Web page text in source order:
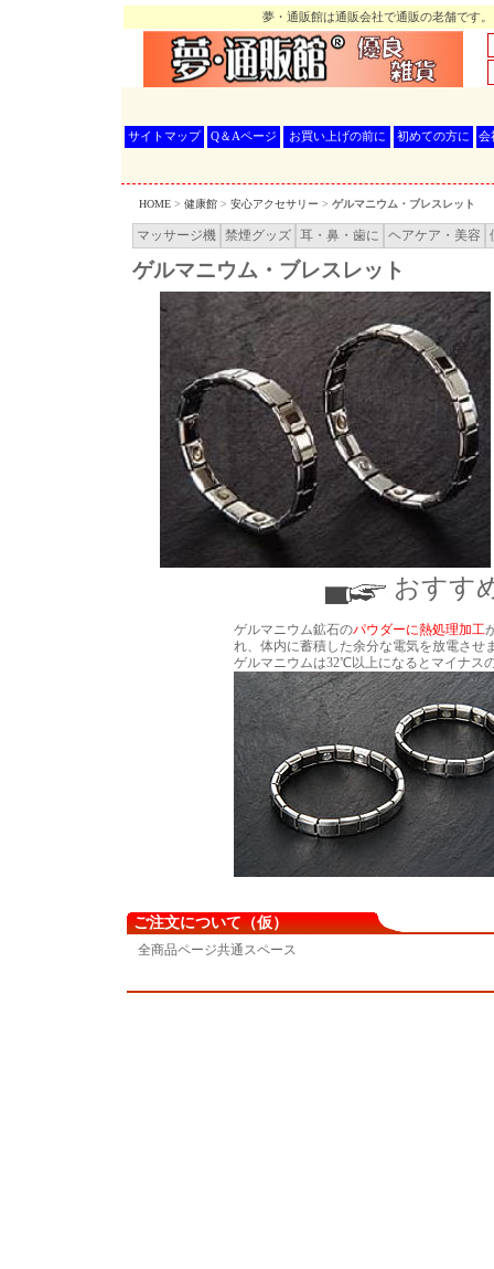
夢・通販館は通販会社で通販の老舗です
サイトマップ Q＆Aページ お買い上げの前に 初めての方に 会
HOME > 健康館 > 安心アクセサリー > ゲルマニウム・ブレスレット
マッサージ機 禁煙グッズ 耳・鼻・歯に ヘアケア・美容
ゲルマニウム・ブレスレット
おすす
ゲルマニウム鉱石のパウダーに熱処理加工
れ、体内に蓄積した余分な電気を放電させ
ゲルマニウムは32℃以上になるとマイナス
ご注文について（仮）
全商品ページ共通スペース